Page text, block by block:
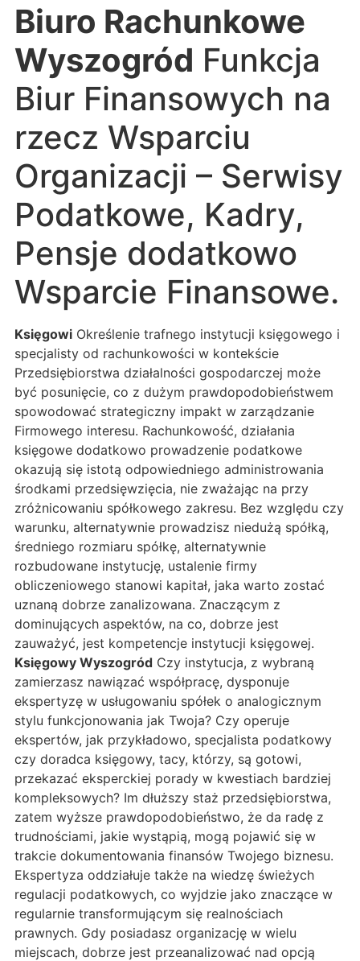
Biuro Rachunkowe
Wyszogród Funkcja
Biur Finansowych na
rzecz Wsparciu
Organizacji – Serwisy
Podatkowe, Kadry,
Pensje dodatkowo
Wsparcie Finansowe.
Księgowi Określenie trafnego instytucji księgowego i
specjalisty od rachunkowości w kontekście
Przedsiębiorstwa działalności gospodarczej może
być posunięcie, co z dużym prawdopodobieństwem
spowodować strategiczny impakt w zarządzanie
Firmowego interesu. Rachunkowość, działania
księgowe dodatkowo prowadzenie podatkowe
okazują się istotą odpowiedniego administrowania
środkami przedsięwzięcia, nie zważając na przy
zróżnicowaniu spółkowego zakresu. Bez względu czy
warunku, alternatywnie prowadzisz niedużą spółką,
średniego rozmiaru spółkę, alternatywnie
rozbudowane instytucję, ustalenie firmy
obliczeniowego stanowi kapitał, jaka warto zostać
uznaną dobrze zanalizowana. Znaczącym z
dominujących aspektów, na co, dobrze jest
zauważyć, jest kompetencje instytucji księgowej.
Księgowy Wyszogród Czy instytucja, z wybraną
zamierzasz nawiązać współpracę, dysponuje
ekspertyzę w usługowaniu spółek o analogicznym
stylu funkcjonowania jak Twoja? Czy operuje
ekspertów, jak przykładowo, specjalista podatkowy
czy doradca księgowy, tacy, którzy, są gotowi,
przekazać eksperckiej porady w kwestiach bardziej
kompleksowych? Im dłuższy staż przedsiębiorstwa,
zatem wyższe prawdopodobieństwo, że da radę z
trudnościami, jakie wystąpią, mogą pojawić się w
trakcie dokumentowania finansów Twojego biznesu.
Ekspertyza oddziałuje także na wiedzę świeżych
regulacji podatkowych, co wyjdzie jako znaczące w
regularnie transformującym się realnościach
prawnych. Gdy posiadasz organizację w wielu
miejscach, dobrze jest przeanalizować nad opcją